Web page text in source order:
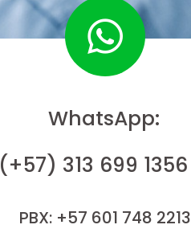
WhatsApp:
(+57) 313 699 1356
PBX: +57 601 748 2213